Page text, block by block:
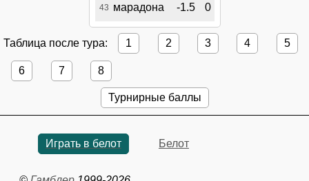
43 марадона -1.5 0
Таблица после тура: 1 2 3 4 5
6 7 8
Турнирные баллы
Играть в белот Белот